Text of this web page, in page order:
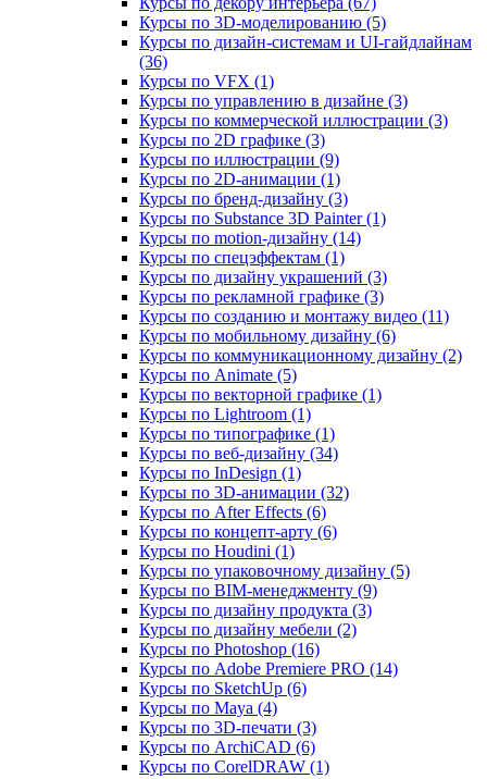
Курсы по 3D‑моделированию (5)
Курсы по дизайн-системам и UI-гайдлайнам
(36)
Курсы по VFX (1)
Курсы по управлению в дизайне (3)
Курсы по коммерческой иллюстрации (3)
Курсы по 2D графике (3)
Курсы по иллюстрации (9)
Курсы по 2D‑анимации (1)
Курсы по бренд‑дизайну (3)
Курсы по Substance 3D Painter (1)
Курсы по motion-дизайну (14)
Курсы по спецэффектам (1)
Курсы по дизайну украшений (3)
Курсы по рекламной графике (3)
Курсы по созданию и монтажу видео (11)
Курсы по мобильному дизайну (6)
Курсы по коммуникационному дизайну (2)
Курсы по Animate (5)
Курсы по векторной графике (1)
Курсы по Lightroom (1)
Курсы по типографике (1)
Курсы по веб‑дизайну (34)
Курсы по InDesign (1)
Курсы по 3D‑анимации (32)
Курсы по After Effects (6)
Курсы по концепт‑арту (6)
Курсы по Houdini (1)
Курсы по упаковочному дизайну (5)
Курсы по BIM‑менеджменту (9)
Курсы по дизайну продукта (3)
Курсы по дизайну мебели (2)
Курсы по Photoshop (16)
Курсы по Adobe Premiere PRO (14)
Курсы по SketchUp (6)
Курсы по Maya (4)
Курсы по 3D-печати (3)
Курсы по ArchiCAD (6)
Курсы по CorelDRAW (1)